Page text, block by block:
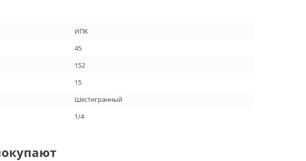
ИПК
45
152
15
Шестигранный
1/4